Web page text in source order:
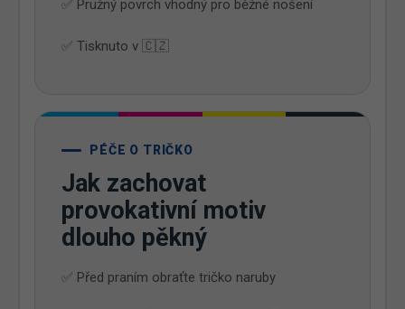
✅ Pružný povrch vhodný pro běžné nošení
✅ Tisknuto v 🇨🇿
PÉČE O TRIČKO
Jak zachovat
provokativní motiv
dlouho pěkný
✅ Před praním obraťte tričko naruby